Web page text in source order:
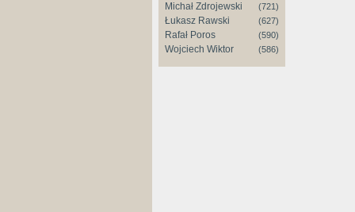
Michał Zdrojewski (721)
Łukasz Rawski (627)
Rafał Poros (590)
Wojciech Wiktor (586)